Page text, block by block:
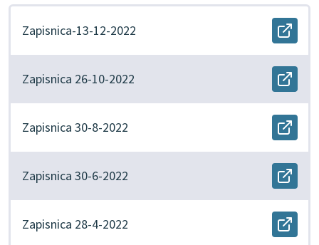
Zapisnica-13-12-2022
13-
2022
v
Zapisnica 26-10-2022
26-
2022
v
Zapisnica 30-8-2022
30-
2022
v
Zapisnica 30-6-2022
30-
2022
Zapisnica 28-4-2022